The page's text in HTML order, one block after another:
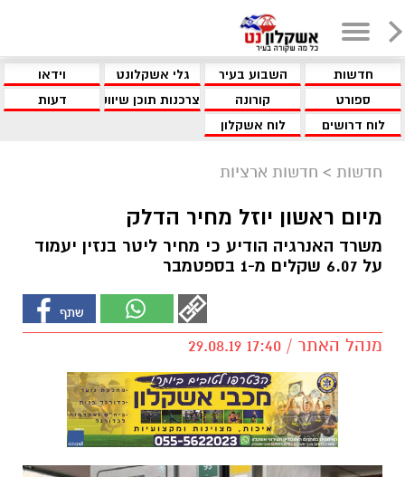
חדשות השבוע בעיר גלי אשקלונט
וידאו
ספורט
קורונה צרכנות תוכן שיווקי
דעות
לוח דרושים
לוח אשקלון
חדשות > חדשות ארציות
מיום ראשון יוזל מחיר הדלק
משרד האנרגיה הודיע כי מחיר ליטר בנזין יעמוד
על 6.07 שקלים מ-1 בספטמבר
מנהל האתר / 17:40 29.08.19